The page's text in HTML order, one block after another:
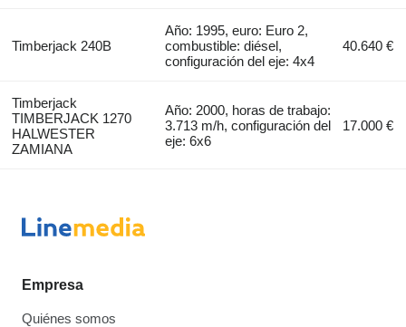
Timberjack 240B
Año: 1995, euro: Euro 2,
combustible: diésel,
configuración del eje: 4x4
40.640 €
Timberjack
TIMBERJACK 1270
HALWESTER
ZAMIANA
Año: 2000, horas de trabajo:
3.713 m/h, configuración del
eje: 6x6
17.000 €
Empresa
Quiénes somos